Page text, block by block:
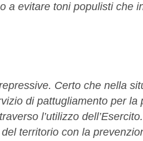
a evitare toni populisti che
Certo che nella
di pattugliamento per la
l’utilizzo
territorio con la